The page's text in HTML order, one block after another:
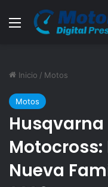
Menú
Inicio / Motos
Motos
Motocross:
Nueva